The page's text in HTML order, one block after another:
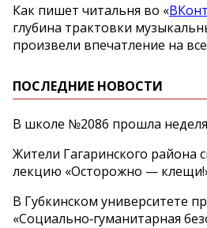
Как пишет читальня во «
глубина трактовки
произвели впечатление на
ПОСЛЕДНИЕ НОВОСТИ
В школе №2086 прошла неделя
Жители Гагаринского района
лекцию «Осторожно —
В Губкинском университете
«Социально‑гуманитарная